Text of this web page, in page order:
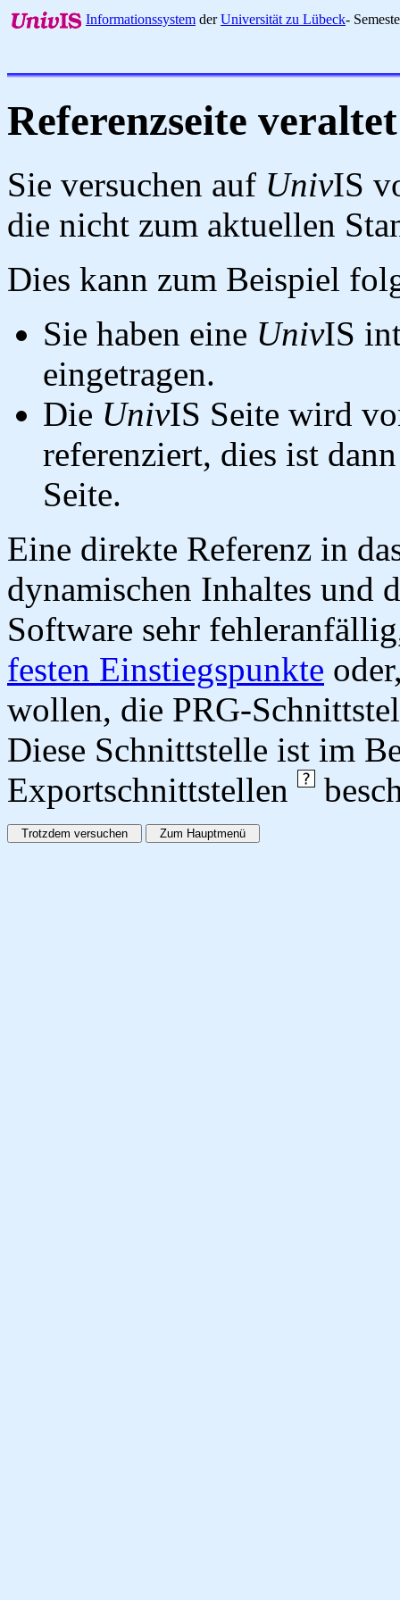
Informationssystem derUniversität zu Lübeck-
Referenzseite veraltet
Sie versuchen auf UnivIS
die nicht zum aktuellen
Dies kann zum Beispiel
Sie haben eine UnivIS
eingetragen.
Die UnivIS Seite wird
referenziert, dies ist
Seite.
Eine direkte Referenz in
dynamischen Inhaltes und
Software sehr
festen Einstiegspunkte
wollen, die PRG-
Diese Schnittstelle ist im
Exportschnittstellen